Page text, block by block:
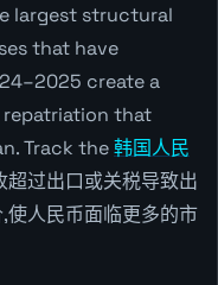
largest structural
that have
create a
that
Track the韩国人民
过出口或关税导致出
使人民币面临更多的市